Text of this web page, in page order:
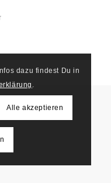
dazu findest Du in
Alle akzeptieren